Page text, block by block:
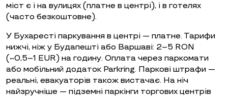
міст є і на вулицях (платне в центрі), і в готелях
(часто безкоштовне).
У Бухаресті паркування в центрі — платне. Тарифи
нижчі, ніж у Будапешті або Варшаві: 2–5 RON
(~0,5–1 EUR) на годину. Оплата через паркомати
або мобільний додаток Parkring. Паркові штрафи —
реальні, евакуаторів також вистачає. На ніч
найзручніше — підземні паркінги торгових центрів